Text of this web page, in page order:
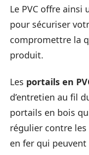
Le PVC offre
pour sécuriser
compromettre la
produit.
Les portails en
d’entretien au fil
portails en bois
régulier contre
en fer qui